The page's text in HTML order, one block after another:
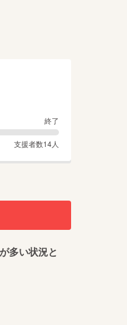
終了
支援者数14人
多い状況と